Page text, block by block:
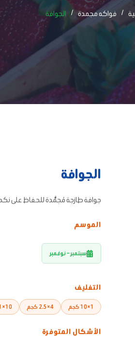
فواكه مجمدة الجوافة
الجوافة
جوافة طازجة مُجمَّدة للحفاظ على
الموسم
سبتمبر – نوفمبر
التغليف
1×10 كجم 4×2.5 كجم 10×1 كجم
الأشكال المتوفرة